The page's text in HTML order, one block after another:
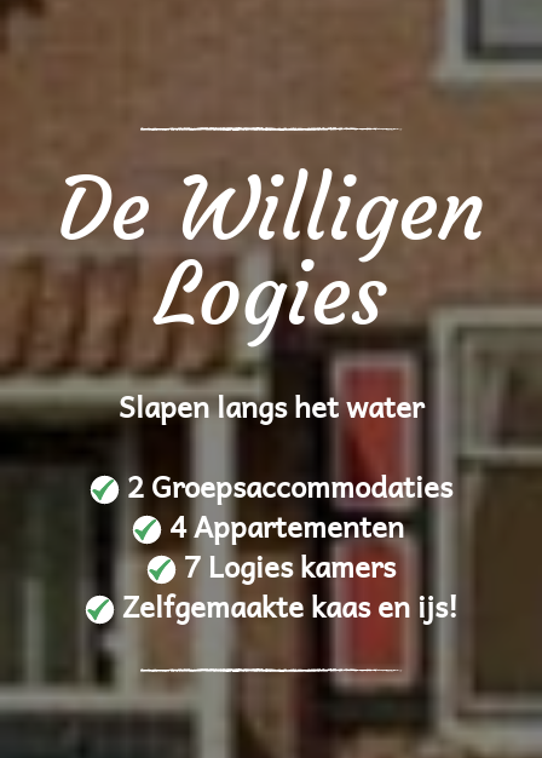
De Willigen
Logies
Slapen langs het water
2 Groepsaccommodaties
4 Appartementen
7 Logies kamers
Zelfgemaakte kaas en ijs!